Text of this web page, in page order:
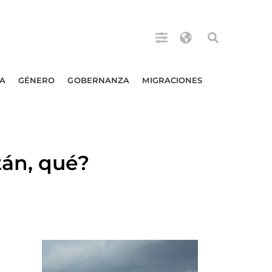
GÉNERO GOBERNANZA MIGRACIONES
qué?